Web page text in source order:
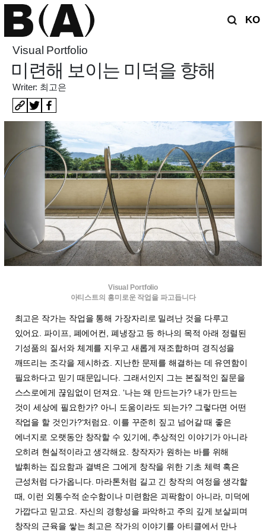
KO
Visual Portfolio
미련해 보이는 미덕을 향해
Writer: 최고은
Visual Portfolio
아티스트의 흥미로운 작업을 파고듭니다
최고은 작가는 작업을 통해 가장자리로 밀려난 것을 다루고
있어요. 파이프, 폐에어컨, 폐냉장고 등 하나의 목적 아래 정렬된
기성품의 질서와 체계를 지우고 새롭게 재조합하며 경직성을
깨뜨리는 조각을 제시하죠. 지난한 문제를 해결하는 데 유연함이
필요하다고 믿기 때문입니다. 그래서인지 그는 본질적인 질문을
스스로에게 끊임없이 던져요. ‘나는 왜 만드는가? 내가 만드는
것이 세상에 필요한가? 아니 도움이라도 되는가? 그렇다면 어떤
작업을 할 것인가?‘처럼요. 이를 꾸준히 짚고 넘어갈 때 좋은
에너지로 오랫동안 창작할 수 있기에, 추상적인 이야기가 아니라
오히려 현실적이라고 생각해요. 창작자가 원하는 바를 위해
발휘하는 집요함과 결벽은 그에게 창작을 위한 기초 체력 혹은
근성처럼 다가옵니다. 마라톤처럼 길고 긴 창작의 여정을 생각할
때, 이런 외통수적 순수함이나 미련함은 괴팍함이 아니라, 미덕에
가깝다고 믿고요. 자신의 경향성을 파악하고 주의 깊게 보살피며
창작의 근육을 쌓는 최고은 작가의 이야기를 아티클에서 만나